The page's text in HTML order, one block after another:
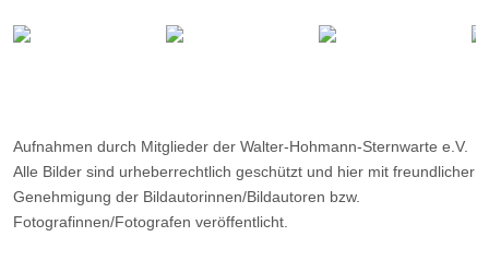
Ort: Vorhegg (Kärnten)
Aufnahmen durch Mitglieder der Walter-Hohmann-Sternwarte e.V.
Alle Bilder sind urheberrechtlich geschützt und hier mit freundlicher
Genehmigung der Bildautorinnen/Bildautoren bzw.
Fotografinnen/Fotografen veröffentlicht.